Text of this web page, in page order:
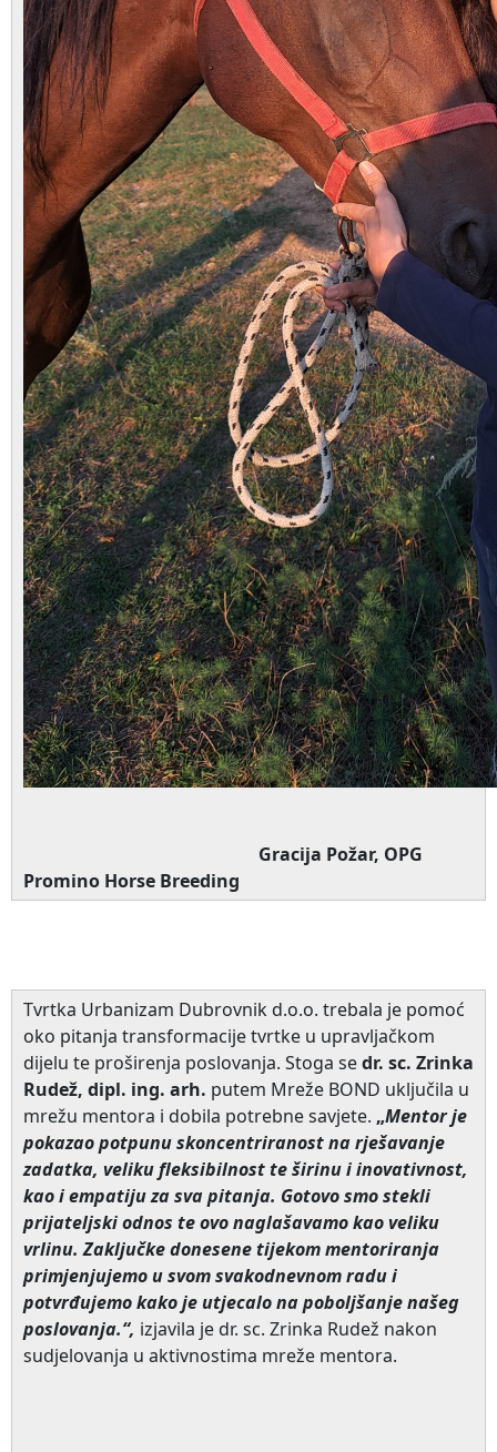
Gracija Požar, OPG
Promino Horse Breeding
Tvrtka Urbanizam Dubrovnik d.o.o. trebala je pomoć
oko pitanja transformacije tvrtke u upravljačkom
dijelu te proširenja poslovanja. Stoga sedr. sc. Zrinka
Rudež, dipl. ing. arh. putem Mreže BOND uključila u
mrežu mentora i dobila potrebne savjete. „Mentor je
pokazao potpunu skoncentriranost na rješavanje
zadatka, veliku fleksibilnost te širinu i inovativnost,
kao i empatiju za sva pitanja. Gotovo smo stekli
prijateljski odnos te ovo naglašavamo kao veliku
vrlinu.Zaključke donesene tijekom mentoriranja
primjenjujemo u svom svakodnevnom radu i
potvrđujemo kako je utjecalo na poboljšanje našeg
poslovanja.“, izjavila je dr. sc. Zrinka Rudež nakon
sudjelovanja u aktivnostima mreže mentora.